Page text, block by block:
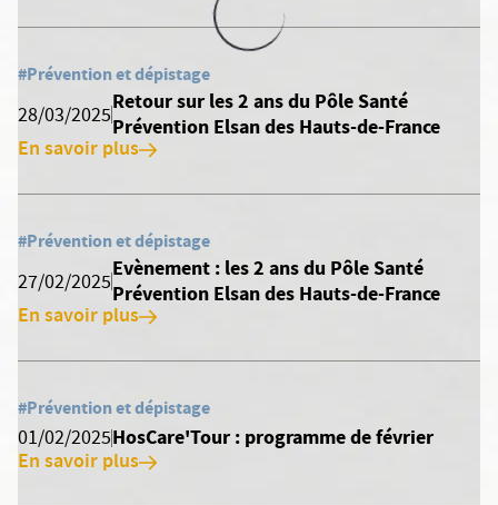
#Prévention et dépistage
28/03/2025
Retour sur les 2 ans du Pôle Santé
Prévention Elsan des Hauts-de-France
En savoir plus
#Prévention et dépistage
27/02/2025
Evènement : les 2 ans du Pôle Santé
Prévention Elsan des Hauts-de-France
En savoir plus
#Prévention et dépistage
01/02/2025HosCare'Tour : programme de février
En savoir plus